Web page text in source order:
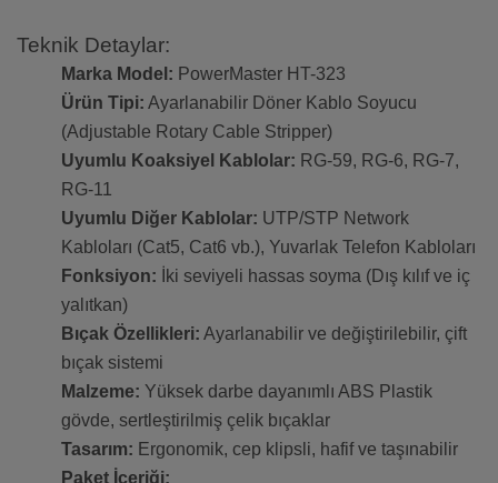
Teknik Detaylar:
Marka Model: PowerMaster HT-323
Ürün Tipi: Ayarlanabilir Döner Kablo Soyucu
(Adjustable Rotary Cable Stripper)
Uyumlu Koaksiyel Kablolar: RG-59, RG-6, RG-7,
RG-11
Uyumlu Diğer Kablolar: UTP/STP Network
Kabloları (Cat5, Cat6 vb.), Yuvarlak Telefon Kabloları
Fonksiyon: İki seviyeli hassas soyma (Dış kılıf ve iç
yalıtkan)
Bıçak Özellikleri: Ayarlanabilir ve değiştirilebilir, çift
bıçak sistemi
Malzeme: Yüksek darbe dayanımlı ABS Plastik
gövde, sertleştirilmiş çelik bıçaklar
Tasarım: Ergonomik, cep klipsli, hafif ve taşınabilir
Paket İçeriği: